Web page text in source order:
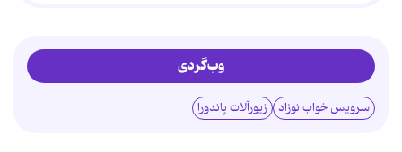
وب‌گردی
سرویس خواب نوزاد زیورآلات پاندورا